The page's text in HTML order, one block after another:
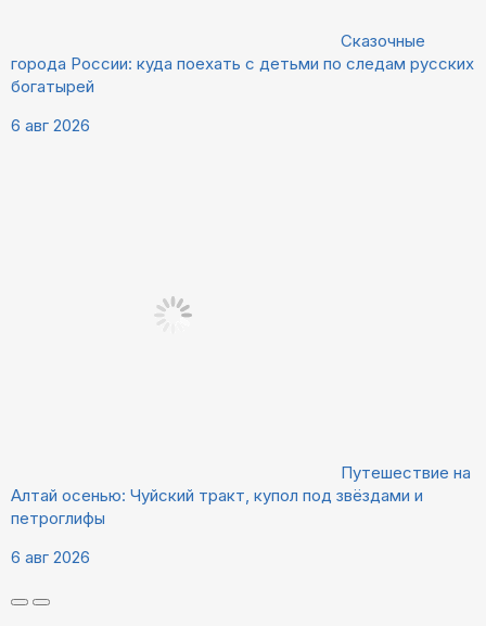
Сказочные
города России: куда поехать с детьми по следам русских
богатырей
6 авг 2026
Путешествие на
Алтай осенью: Чуйский тракт, купол под звёздами и
петроглифы
6 авг 2026